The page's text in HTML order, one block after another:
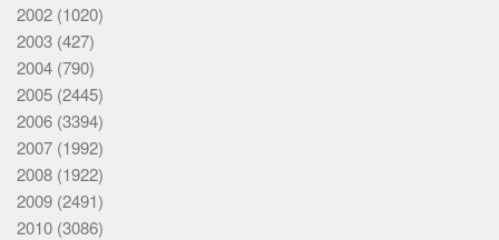
2002 (1020)
2003 (427)
2004 (790)
2005 (2445)
2006 (3394)
2007 (1992)
2008 (1922)
2009 (2491)
2010 (3086)